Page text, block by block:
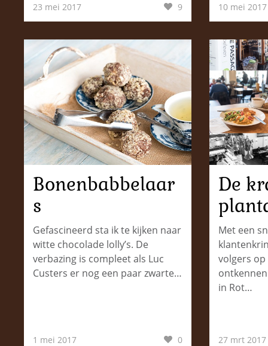
23 mei 2017 9 10 mei 2017
Bonenbabbelaar
s
Gefascineerd sta ik te kijken naar
witte chocolade lolly’s. De
verbazing is compleet als Luc
Custers er nog een paar zwarte…
1 mei 2017 0
De
Met een
volgers op
in Rot…
27 mrt 2017